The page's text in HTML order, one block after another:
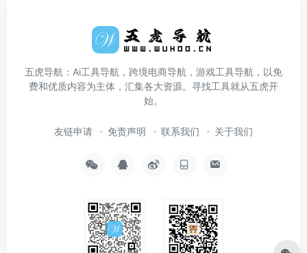
五虎导航：Ai工具导航，跨境电商导航，游戏工具导航，以免
费和优质内容为主体，汇集各大资源。寻找工具就从五虎开
始。
友链申请 免责声明 联系我们 关于我们